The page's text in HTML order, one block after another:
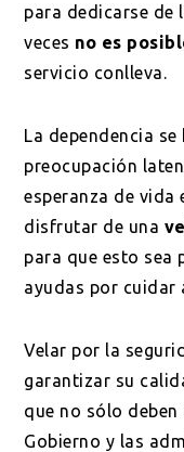
para dedicarse de
veces no es
servicio conlleva.
La dependencia
preocupación
esperanza de vida
disfrutar de una
para que esto sea
ayudas por cuidar
Velar por la
garantizar su
que no sólo
Gobierno y las